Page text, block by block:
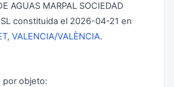
AGUAS MARPAL SOCIEDAD
constituida el 2026-04-21 en
, VALENCIA/VALÈNCIA.
por objeto: